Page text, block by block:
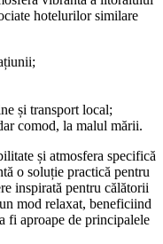
hotelurilor similare
și transport local;
comod, la malul mării.
și atmosfera specifică
o soluție practică pentru
inspirată pentru călătorii
mod relaxat, beneficiind
fi aproape de principalele